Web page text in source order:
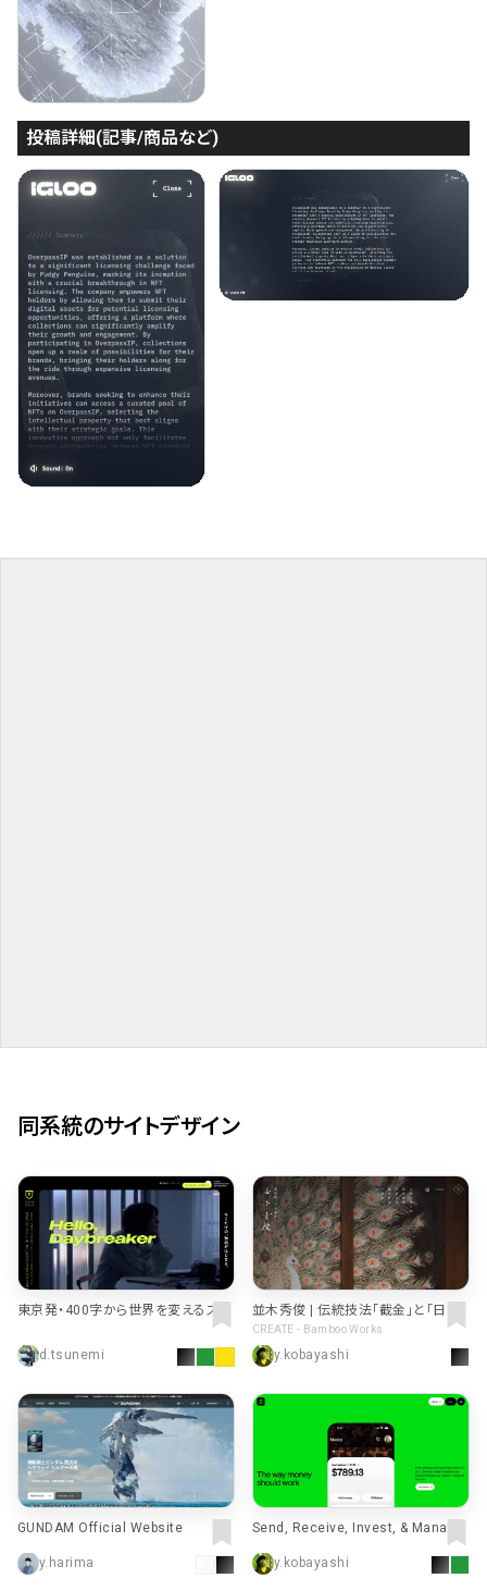
投稿詳細(記事/商品など)
同系統のサイトデザイン
東京発・400字から世界を変えるスタ
ートアップ ビジネスプランコンテスト
| TOKYO STARTUP GATEWAY 202
6
d.tsunemi
並木秀俊 | 伝統技法「截金」と「日本
画」を融合させ、独自の表現を追求す
る截金師・日本画家
CREATE - Bamboo Works
y.kobayashi
GUNDAM Official Website
y.harima
Send, Receive, Invest, & Manage
y.kobayashi